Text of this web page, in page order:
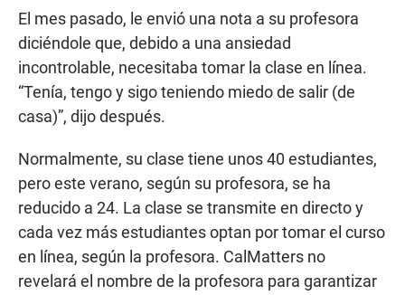
El mes pasado, le envió una nota a su profesora
diciéndole que, debido a una ansiedad
incontrolable, necesitaba tomar la clase en línea.
“Tenía, tengo y sigo teniendo miedo de salir (de
casa)”, dijo después.
Normalmente, su clase tiene unos 40 estudiantes,
pero este verano, según su profesora, se ha
reducido a 24. La clase se transmite en directo y
cada vez más estudiantes optan por tomar el curso
en línea, según la profesora. CalMatters no
revelará el nombre de la profesora para garantizar